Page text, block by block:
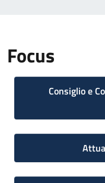
Focus
Consiglio e